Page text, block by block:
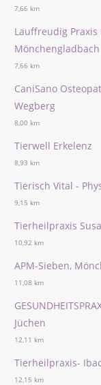
7,66 km
Lauffreudig
Mönchengladbach
7,66 km
CaniSano
Wegberg
8,00 km
Tierwell Erkelenz
8,93 km
Tierisch Vital -
9,15 km
Tierheilpraxis
10,92 km
APM-Sieben,
11,08 km
Jüchen
12,11 km
Tierheilpraxis-
12,15 km